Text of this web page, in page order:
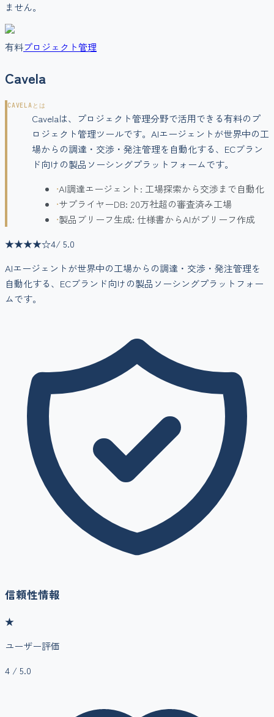
ません。
有料プロジェクト管理
Cavela
CAVELAとは
Cavelaは、プロジェクト管理分野で活用できる有料のプ
ロジェクト管理ツールです。AIエージェントが世界中の工
場からの調達・交渉・発注管理を自動化する、ECブラン
ド向けの製品ソーシングプラットフォームです。
•AI調達エージェント: 工場探索から交渉まで自動化
•サプライヤーDB: 20万社超の審査済み工場
•製品ブリーフ生成: 仕様書からAIがブリーフ作成
★★★★☆4/ 5.0
AIエージェントが世界中の工場からの調達・交渉・発注管理を
自動化する、ECブランド向けの製品ソーシングプラットフォー
ムです。
信頼性情報
★
ユーザー評価
4 / 5.0